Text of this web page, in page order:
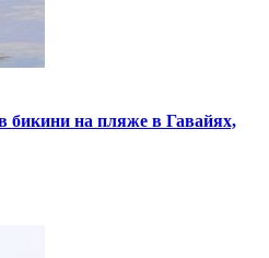
бикини на пляже в Гавайях,